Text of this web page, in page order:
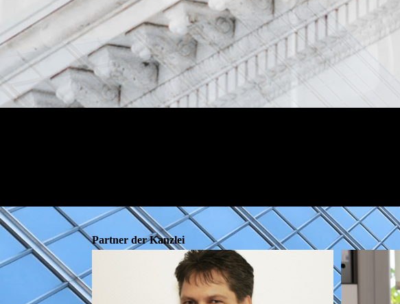
Partner der Kanzlei